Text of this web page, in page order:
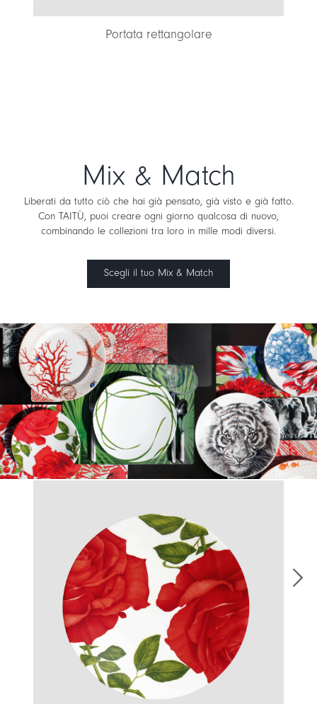
Portata rettangolare
Mix & Match
Liberati da tutto ciò che hai già pensato, già visto e già fatto.
Con TAITÙ, puoi creare ogni giorno qualcosa di nuovo,
combinando le collezioni tra loro in mille modi diversi.
Scegli il tuo Mix & Match